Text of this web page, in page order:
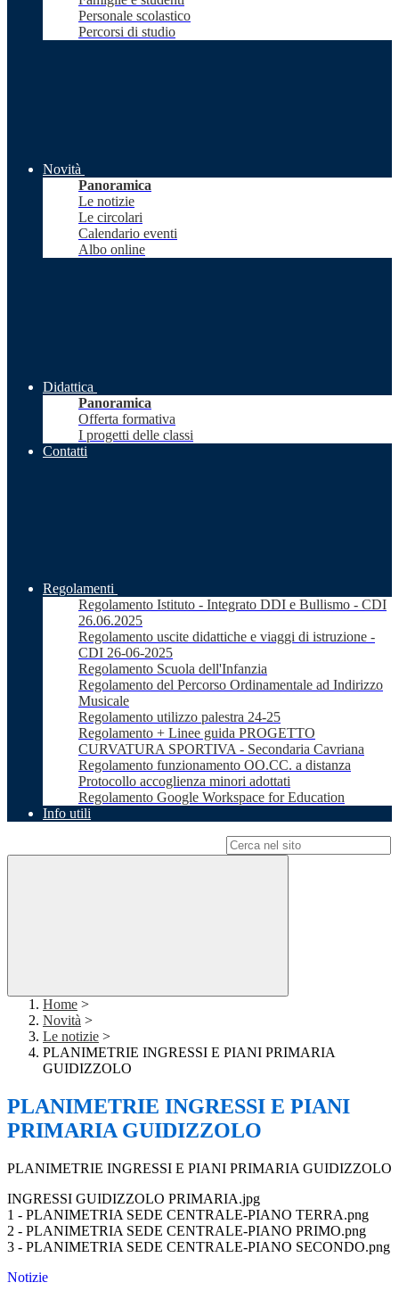
Personale scolastico
Percorsi di studio
Novità
Panoramica
Le notizie
Le circolari
Calendario eventi
Albo online
Didattica
Panoramica
Offerta formativa
I progetti delle classi
Contatti
Regolamenti
Regolamento Istituto - Integrato DDI e Bullismo - CDI
26.06.2025
Regolamento uscite didattiche e viaggi di istruzione -
CDI 26-06-2025
Regolamento Scuola dell'Infanzia
Regolamento del Percorso Ordinamentale ad Indirizzo
Musicale
Regolamento utilizzo palestra 24-25
Regolamento + Linee guida PROGETTO
CURVATURA SPORTIVA - Secondaria Cavriana
Regolamento funzionamento OO.CC. a distanza
Protocollo accoglienza minori adottati
Regolamento Google Workspace for Education
Info utili
Home >
Novità >
Le notizie >
PLANIMETRIE INGRESSI E PIANI PRIMARIA
GUIDIZZOLO
PLANIMETRIE INGRESSI E PIANI
PRIMARIA GUIDIZZOLO
PLANIMETRIE INGRESSI E PIANI PRIMARIA GUIDIZZOLO
INGRESSI GUIDIZZOLO PRIMARIA.jpg
1 - PLANIMETRIA SEDE CENTRALE-PIANO TERRA.png
2 - PLANIMETRIA SEDE CENTRALE-PIANO PRIMO.png
3 - PLANIMETRIA SEDE CENTRALE-PIANO SECONDO.png
Notizie